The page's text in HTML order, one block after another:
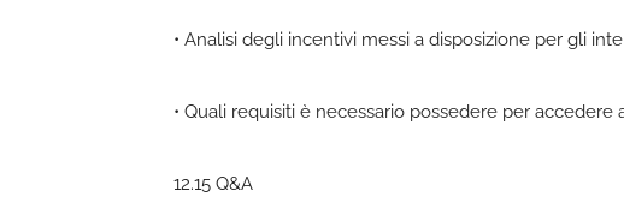
• Analisi degli incentivi messi a disposizione per gli
• Quali requisiti è necessario possedere per
12.15 Q&A